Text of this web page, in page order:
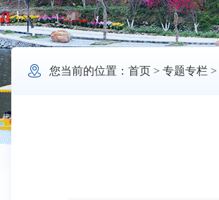
 您当前的位置： 首页> 专题专栏>